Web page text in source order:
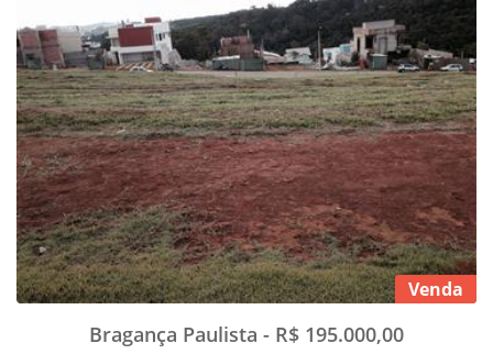
Venda
Bragança Paulista - R$ 195.000,00